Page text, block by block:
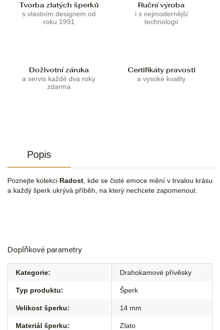
Tvorba zlatých šperků
s vlastním designem od
roku 1991
Ruční výroba
i s nejmodernější
technologií
Doživotní záruka
a servis každé dva roky
zdarma
Certifikáty pravosti
a vysoké kvality
Popis
Poznejte kolekci Radost , kde se čisté emoce mění v trvalou krásu
a každý šperk ukrývá příběh, na který nechcete zapomenout.
Doplňkové parametry
Kategorie: Drahokamové přívěsky
Typ produktu: Šperk
Velikost šperku: 14 mm
Materiál šperku: Zlato